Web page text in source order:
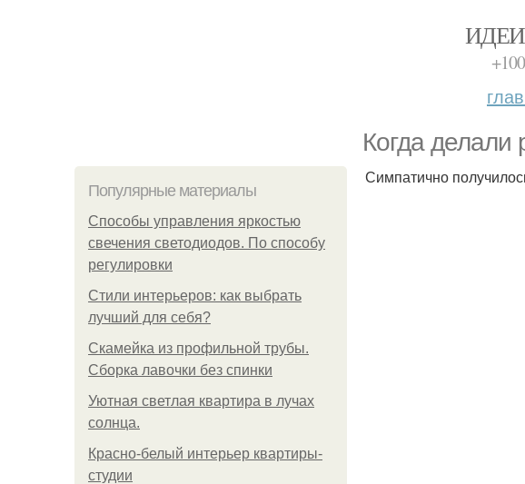
Когда делали
Популярные материалы
Способы управления яркостью
свечения светодиодов. По способу
регулировки
Стили интерьеров: как выбрать
лучший для себя?
Скамейка из профильной трубы.
Сборка лавочки без спинки
Уютная светлая квартира в лучах
солнца.
Красно-белый интерьер квартиры-
студии
Симпатично